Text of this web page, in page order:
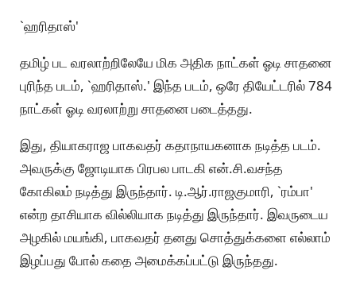
`ஹரிதாஸ்'
தமிழ் பட வரலாற்றிலேயே மிக அதிக நாட்கள் ஓடி சாதனை
புரிந்த படம், `ஹரிதாஸ்.' இந்த படம், ஒரே தியேட்டரில் 784
நாட்கள் ஓடி வரலாற்று சாதனை படைத்தது.
இது, தியாகராஜ பாகவதர் கதாநாயகனாக நடித்த படம்.
அவருக்கு ஜோடியாக பிரபல பாடகி என்.சி.வசந்த
கோகிலம் நடித்து இருந்தார். டி.ஆர்.ராஜகுமாரி, `ரம்பா'
என்ற தாசியாக வில்லியாக நடித்து இருந்தார். இவருடைய
அழகில் மயங்கி, பாகவதர் தனது சொத்துக்களை எல்லாம்
இழப்பது போல் கதை அமைக்கப்பட்டு இருந்தது.